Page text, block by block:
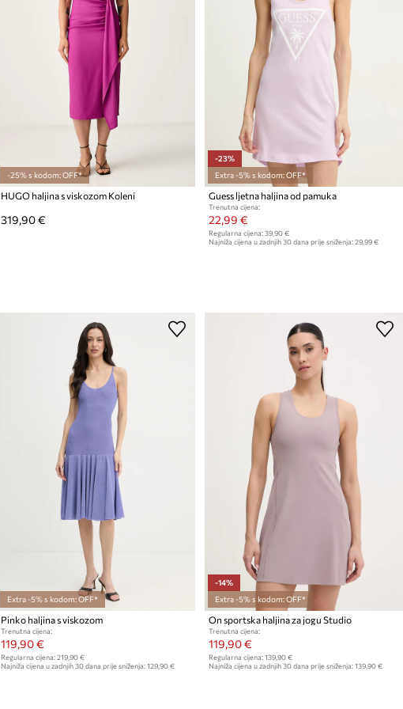
-25% s kodom: OFF*
HUGO haljina s viskozom Koleni
319,90 €
-23%
Extra -5% s kodom: OFF*
Guess ljetna haljina od pamuka
Trenutna cijena:
22,99 €
Regularna cijena: 39,90 €
Najniža cijena u zadnjih 30 dana prije sniženja: 29,99 €
Extra -5% s kodom: OFF*
Pinko haljina s viskozom
Trenutna cijena:
119,90 €
Regularna cijena: 219,90 €
Najniža cijena u zadnjih 30 dana prije sniženja: 129,90 €
-14%
Extra -5% s kodom: OFF*
On sportska haljina za jogu Studio
Trenutna cijena:
119,90 €
Regularna cijena: 139,90 €
Najniža cijena u zadnjih 30 dana prije sniženja: 139,90 €